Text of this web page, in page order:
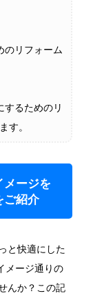
のリフォーム
するためのリ
す。
メージを
ご紹介
と快適にした
メージ通りの
んか？この記